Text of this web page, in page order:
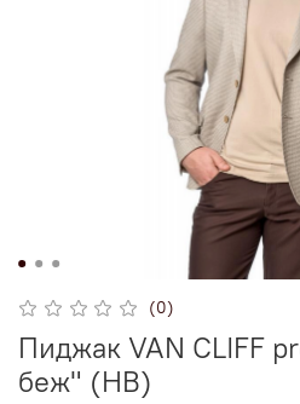
(0)
Пиджак VAN CLIFF
беж" (НВ)